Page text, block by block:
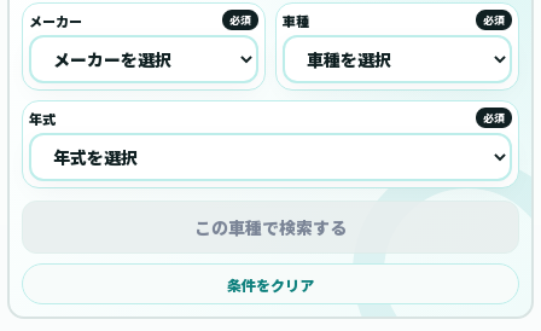
メーカー 必須 車種 必須
年式 必須
この車種で検索する
条件をクリア